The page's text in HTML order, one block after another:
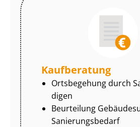
Kaufberatung
Ortsbegehung durch
di­gen
Beurteilung
Sa­nie­rungs­be­darf